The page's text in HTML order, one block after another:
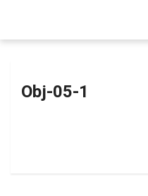
Obj-05-1